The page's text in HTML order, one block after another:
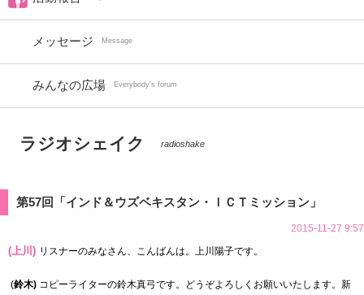
メッセージ Message
みんなの広場 Everybody's forum
ラジオシェイク radioshake
第57回「インド＆ウズベキスタン・ＩＣＴミッション」
2015-11-27 9:57
(上川) リスナーのみなさん、こんばんは。上川陽子です。
(鈴木) コピーライターの鈴木真弓です。どうぞよろしくお願いいたします。新